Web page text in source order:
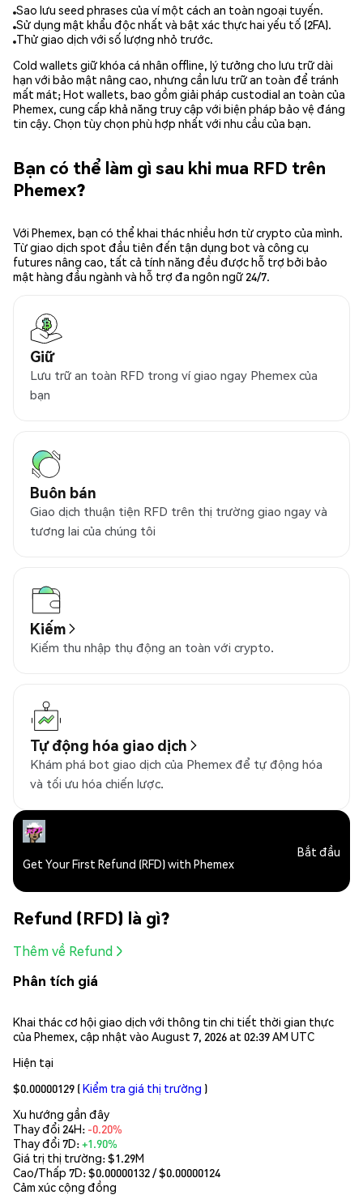
Sao lưu seed phrases của ví một cách an toàn ngoại tuyến.
Sử dụng mật khẩu độc nhất và bật xác thực hai yếu tố (2FA).
Thử giao dịch với số lượng nhỏ trước.
Cold wallets giữ khóa cá nhân offline, lý tưởng cho lưu trữ dài
hạn với bảo mật nâng cao, nhưng cần lưu trữ an toàn để tránh
mất mát; Hot wallets, bao gồm giải pháp custodial an toàn của
Phemex, cung cấp khả năng truy cập với biện pháp bảo vệ đáng
tin cậy. Chọn tùy chọn phù hợp nhất với nhu cầu của bạn.
Bạn có thể làm gì sau khi mua RFD trên
Phemex?
Với Phemex, bạn có thể khai thác nhiều hơn từ crypto của mình.
Từ giao dịch spot đầu tiên đến tận dụng bot và công cụ
futures nâng cao, tất cả tính năng đều được hỗ trợ bởi bảo
mật hàng đầu ngành và hỗ trợ đa ngôn ngữ 24/7.
Giữ
Lưu trữ an toàn RFD trong ví giao ngay Phemex của
bạn
Buôn bán
Giao dịch thuận tiện RFD trên thị trường giao ngay và
tương lai của chúng tôi
Kiếm
Kiếm thu nhập thụ động an toàn với crypto.
Tự động hóa giao dịch
Khám phá bot giao dịch của Phemex để tự động hóa
và tối ưu hóa chiến lược.
Get Your First Refund (RFD) with Phemex
Bắt đầu
Refund (RFD) là gì?
Thêm về Refund
Phân tích giá
Khai thác cơ hội giao dịch với thông tin chi tiết thời gian thực
của Phemex, cập nhật vào August 7, 2026 at 02:39 AM UTC
Hiện tại
$0.00000129 (Kiểm tra giá thị trường )
Xu hướng gần đây
Thay đổi 24H: -0.20%
Thay đổi 7D:+1.90%
Giá trị thị trường:$1.29M
Cao/Thấp 7D: $0.00000132/ $0.00000124
Cảm xúc cộng đồng